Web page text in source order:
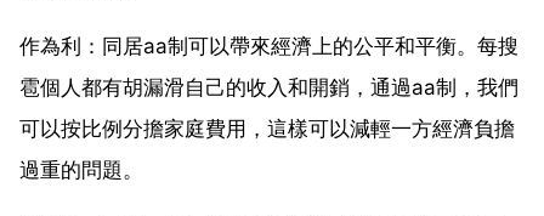
作為利：同居aa制可以帶來經濟上的公平和平衡。每搜
雹個人都有胡漏滑自己的收入和開銷，通過aa制，我們
可以按比例分擔家庭費用，這樣可以減輕一方經濟負擔
過重的問題。